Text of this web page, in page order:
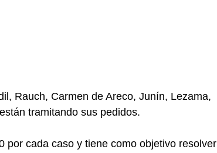
Rauch, Carmen de Areco, Junín, Lezama,
tramitando sus pedidos.
por cada caso y tiene como objetivo resolver